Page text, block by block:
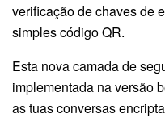
verificação de chaves de
simples código QR.
Esta nova camada de
implementada na versão
as tuas conversas